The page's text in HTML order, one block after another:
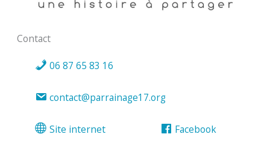
Contact
06 87 65 83 16
contact@parrainage17.org
Site internet Facebook